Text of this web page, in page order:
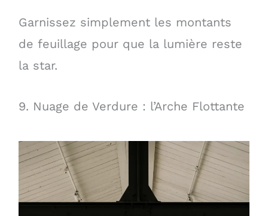
Garnissez simplement les montants
de feuillage pour que la lumière reste
la star.
9. Nuage de Verdure : l’Arche Flottante